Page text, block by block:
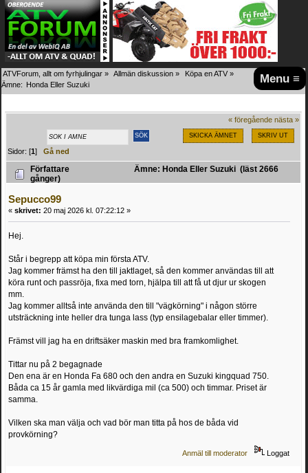
Menu ≡
ATVForum, allt om fyrhjulingar » Allmän diskussion » Köpa en ATV»
Ämne: Honda Eller Suzuki
« föregående nästa »
SKICKA ÄMNET SKRIV UT
Sidor: [1]Gå ned
Författare
Ämne: Honda Eller Suzuki (läst 2666
gånger)
Sepucco99
« skrivet: 20 maj 2026 kl. 07:22:12 »
Hej.
Står i begrepp att köpa min första ATV.
Jag kommer främst ha den till jaktlaget, så den kommer användas till att
köra runt och passröja, fixa med torn, hjälpa till att få ut djur ur skogen
mm.
Jag kommer alltså inte använda den till "vägkörning" i någon större
utsträckning inte heller dra tunga lass (typ ensilagebalar eller timmer).
Främst vill jag ha en driftsäker maskin med bra framkomlighet.
Tittar nu på 2 begagnade
Den ena är en Honda Fa 680 och den andra en Suzuki kingquad 750.
Båda ca 15 år gamla med likvärdiga mil (ca 500) och timmar. Priset är
samma.
Vilken ska man välja och vad bör man titta på hos de båda vid
provkörning?
Anmäl till moderator Loggat